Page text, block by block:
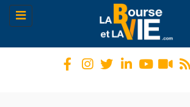
Toggle
navigation